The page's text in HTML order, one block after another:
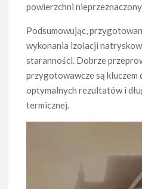
powierzchni
Podsumowując,
wykonania izolacji
staranności. Dobrze
przygotowawcze są kluczem
optymalnych rezultatów i
termicznej.